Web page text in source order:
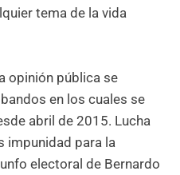
tema de la vida
opinión pública se
en los cuales se
abril de 2015. Lucha
impunidad para la
electoral de Bernardo